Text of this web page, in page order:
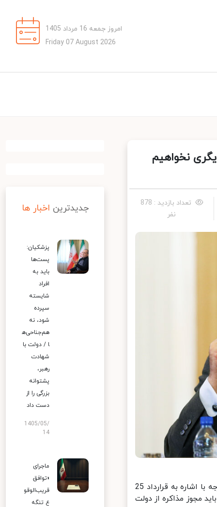
امروز جمعه 16 مرداد 1405
Friday 07 August 2026
نخواهیم
تعداد بازدید : 878
نفر
به گزارش روز پنج شنبه خبرگزاری خانه ملت، محمدجواد ظریف وزیر امور خارجه با اشاره به قرارداد 25
مجوز مذاکره از دولت
جدیدترین اخبار ها
پزشکیان:
پست‌ها
باید به
افراد
شایسته
سپرده
شود، نه
هم‌جناحی‌ه
ا / دولت با
شهادت
رهبر،
پشتوانه
بزرگی را از
دست داد
1405/05/
14
ماجرای
«توافق
قریب‌الوقو
ع تنگه